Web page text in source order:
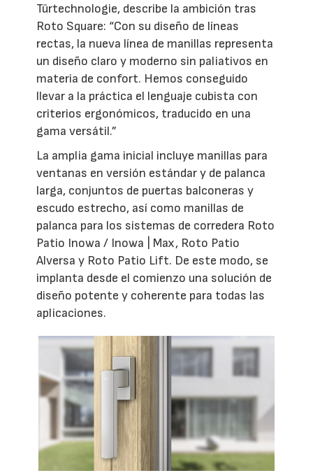
Türtechnologie, describe la ambición tras
Roto Square: “Con su diseño de líneas
rectas, la nueva línea de manillas representa
un diseño claro y moderno sin paliativos en
materia de confort. Hemos conseguido
llevar a la práctica el lenguaje cubista con
criterios ergonómicos, traducido en una
gama versátil.”
La amplia gama inicial incluye manillas para
ventanas en versión estándar y de palanca
larga, conjuntos de puertas balconeras y
escudo estrecho, así como manillas de
palanca para los sistemas de corredera Roto
Patio Inowa / Inowa | Max, Roto Patio
Alversa y Roto Patio Lift. De este modo, se
implanta desde el comienzo una solución de
diseño potente y coherente para todas las
aplicaciones.